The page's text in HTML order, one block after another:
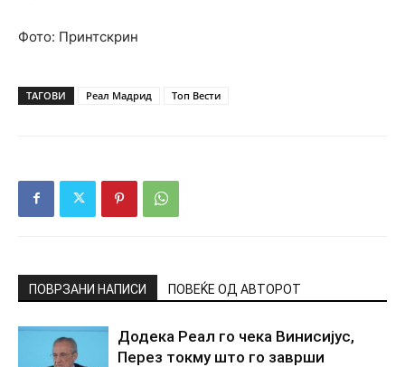
Фото: Принтскрин
ТАГОВИ Реал Мадрид Топ Вести
ПОВРЗАНИ НАПИСИ ПОВЕЌЕ ОД АВТОРОТ
Додека Реал го чека Винисијус,
Перез токму што го заврши